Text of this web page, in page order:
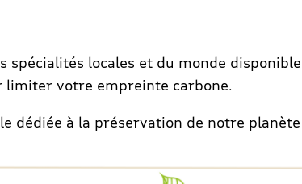
locales et du monde
limiter votre empreinte carbone.
dédiée à la préservation de notre